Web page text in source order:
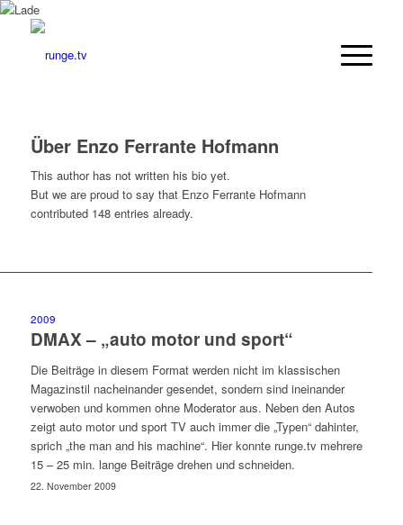
Über Enzo Ferrante Hofmann
This author has not written his bio yet.
But we are proud to say that Enzo Ferrante Hofmann
contributed 148 entries already.
2009
DMAX – „auto motor und sport“
Die Beiträge in diesem Format werden nicht im klassischen
Magazinstil nacheinander gesendet, sondern sind ineinander
verwoben und kommen ohne Moderator aus. Neben den Autos
zeigt auto motor und sport TV auch immer die „Typen“ dahinter,
sprich „the man and his machine“. Hier konnte runge.tv mehrere
15 – 25 min. lange Beiträge drehen und schneiden.
22. November 2009